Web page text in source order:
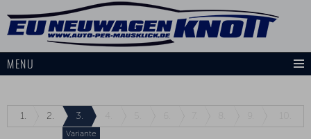
MENU
1. 2. 3.
Variante